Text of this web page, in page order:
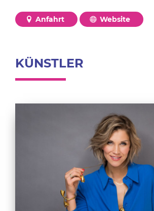
Anfahrt Website
KÜNSTLER